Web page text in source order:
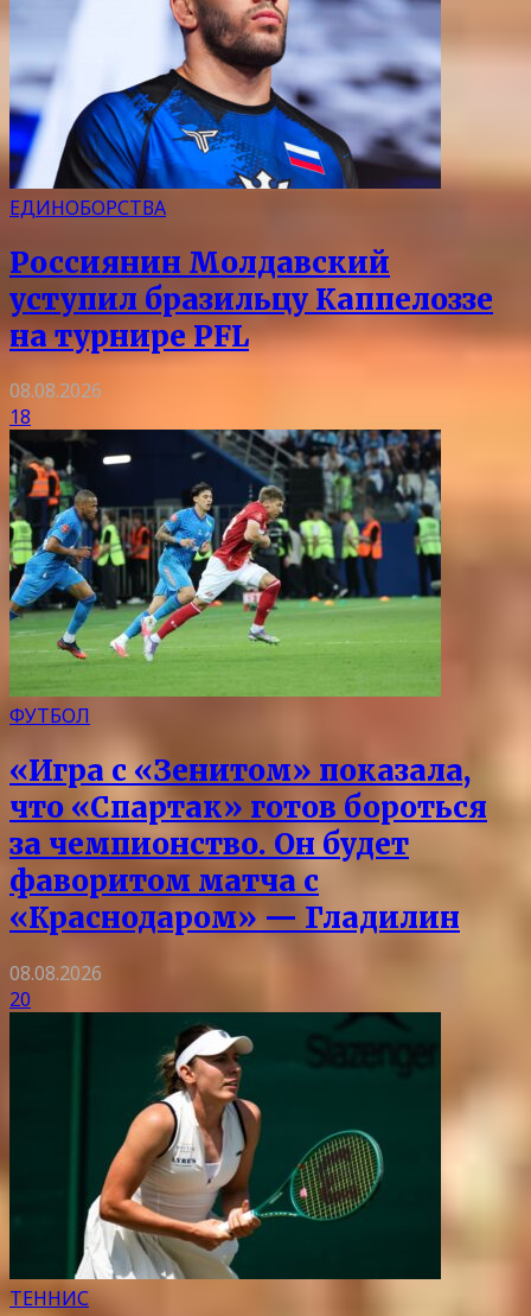
ЕДИНОБОРСТВА
Россиянин Молдавский
уступил бразильцу Каппелоззе
на турнире PFL
08.08.2026
18
ФУТБОЛ
«Игра с «Зенитом» показала,
что «Спартак» готов бороться
за чемпионство. Он будет
фаворитом матча с
«Краснодаром» — Гладилин
08.08.2026
20
ТЕННИС